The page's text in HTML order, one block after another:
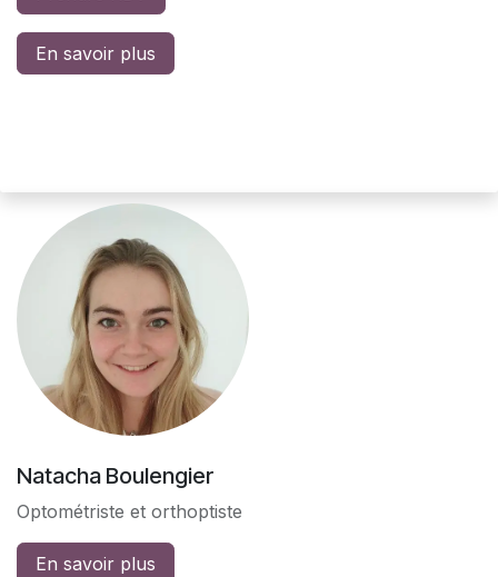
En savoir plus
Natacha Boulengier
Optométriste et orthoptiste
En savoir plus